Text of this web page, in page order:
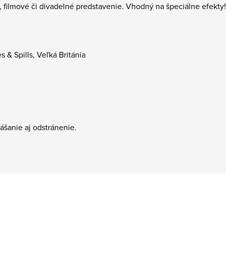
filmové či divadelné predstavenie. Vhodný na špeciálne efekty!
& Spills, Veľká Británia
aj odstránenie.